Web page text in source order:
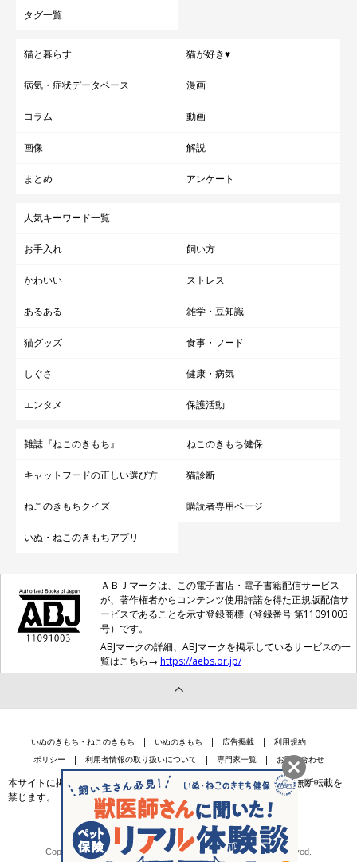
タグ一覧
猫と暮らす 猫が好き♥
病気・症状データベース 漫画
コラム 動画
画像 解説
まとめ アンケート
人気キーワード一覧
お手入れ 飼い方
かわいい ストレス
あるある 雑学・豆知識
猫グッズ 食事・フード
しぐさ 健康・病気
エンタメ 保護活動
雑誌『ねこのきもち』 ねこのきもち健保
キャットフードの正しい選び方 猫診断
ねこのきもちクイズ 購読者専用ページ
いぬ・ねこのきもちアプリ
ＡＢＪマークは、この電子書店・電子書籍配信サービス
が、著作権者からコンテンツ使用許諾を得た正規版配信サ
ービスであることを示す登録商標（登録番号 第11091003
号）です。
ABJマークの詳細、ABJマークを掲示しているサービスの一
覧はこちら→ https://aebs.or.jp/
いぬのきもち・ねこのきもち いぬのきもち 広告掲載
利用規約
ポリシー
利用者情報の取り扱いについて 専門家一覧 お問い合わせ
本サイトに掲載されている記事・写真・イラスト等のコンテンツの無断転載を
禁じます。
会社案内 個人情報保護法に基づく公表事項等
Copyright © Benesse Style Care Group Co.,Ltd. All Rights Reserved.